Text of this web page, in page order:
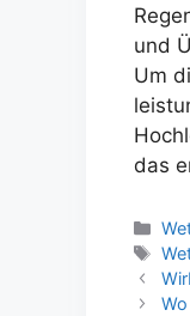
und
Um
das